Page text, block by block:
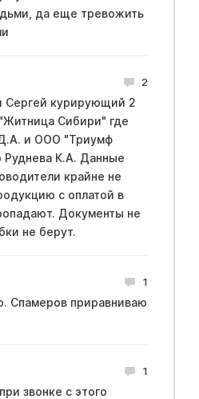
да еще тревожить
2
Сергей курирующий 2
Сибири" где
и ООО "Триумф
К.А. Данные
крайне не
с оплатой в
Документы не
не берут.
1
Спамеров приравниваю
1
звонке с этого